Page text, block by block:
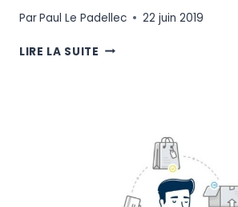
ParPaul Le Padellec 22 juin 2019
LIRE LA SUITE COMMENT
LOGISTIQUE